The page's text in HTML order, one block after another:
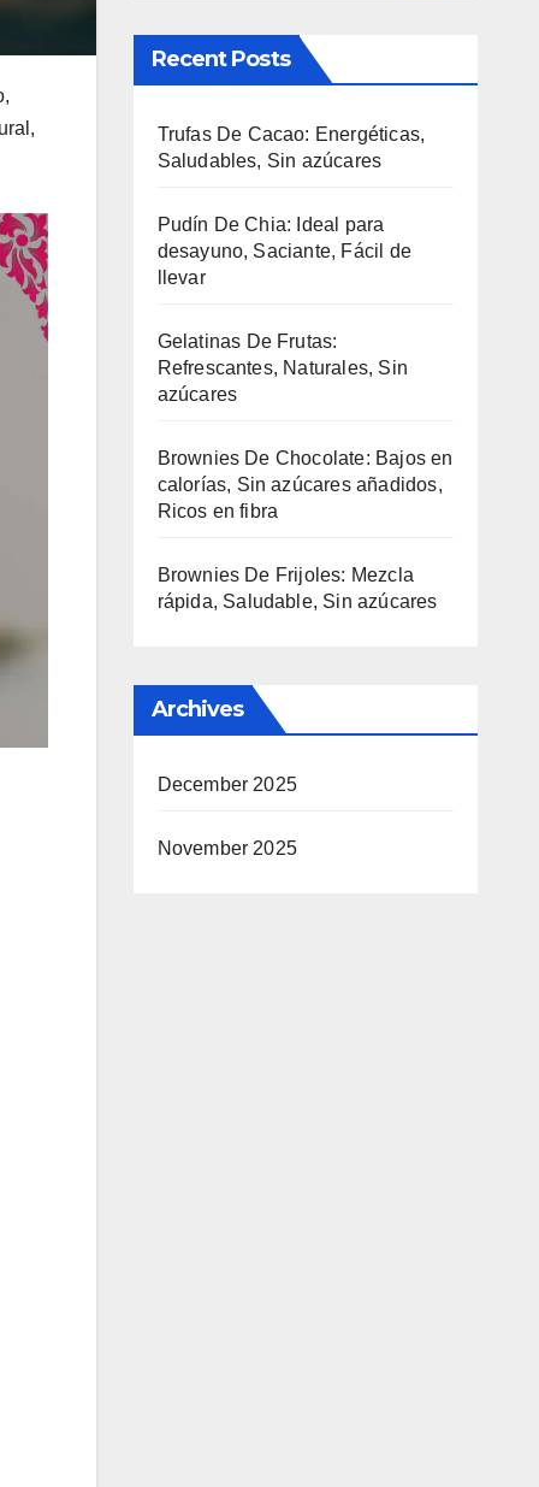
Recent Posts
Trufas De Cacao: Energéticas,
Saludables, Sin azúcares
Pudín De Chia: Ideal para
desayuno, Saciante, Fácil de
llevar
Gelatinas De Frutas:
Refrescantes, Naturales, Sin
azúcares
Brownies De Chocolate: Bajos en
calorías, Sin azúcares añadidos,
Ricos en fibra
Brownies De Frijoles: Mezcla
rápida, Saludable, Sin azúcares
Archives
December 2025
November 2025